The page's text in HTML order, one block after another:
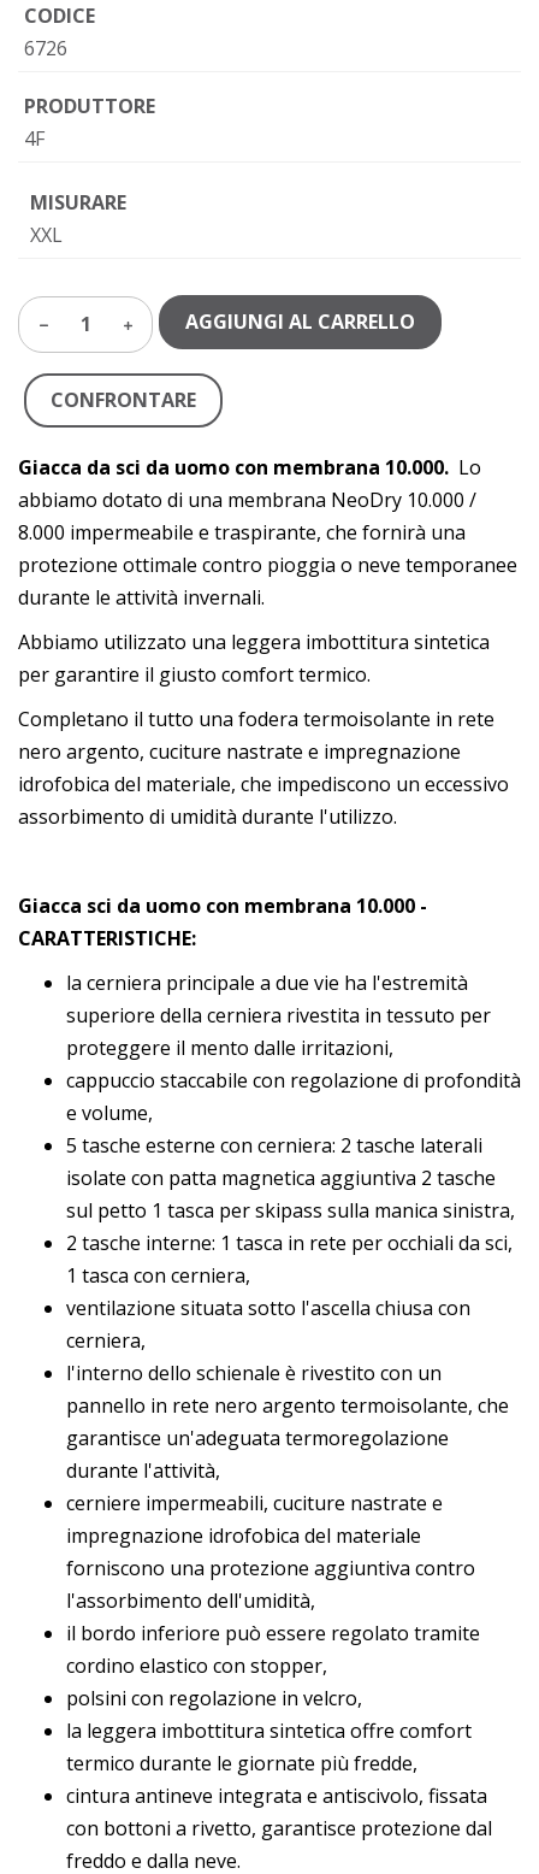
CODICE
6726
PRODUTTORE
4F
MISURARE
XXL
1 AGGIUNGI AL CARRELLO
CONFRONTARE
Giacca da sci da uomo con membrana 10.000. Lo
abbiamo dotato di una membrana NeoDry 10.000 /
8.000 impermeabile e traspirante, che fornirà una
protezione ottimale contro pioggia o neve temporanee
durante le attività invernali.
Abbiamo utilizzato una leggera imbottitura sintetica
per garantire il giusto comfort termico.
Completano il tutto una fodera termoisolante in rete
nero argento, cuciture nastrate e impregnazione
idrofobica del materiale, che impediscono un eccessivo
assorbimento di umidità durante l'utilizzo.
Giacca sci da uomo con membrana 10.000 -
CARATTERISTICHE:
la cerniera principale a due vie ha l'estremità
superiore della cerniera rivestita in tessuto per
proteggere il mento dalle irritazioni,
cappuccio staccabile con regolazione di profondità
e volume,
5 tasche esterne con cerniera: 2 tasche laterali
isolate con patta magnetica aggiuntiva 2 tasche
sul petto 1 tasca per skipass sulla manica sinistra,
2 tasche interne: 1 tasca in rete per occhiali da sci,
1 tasca con cerniera,
ventilazione situata sotto l'ascella chiusa con
cerniera,
l'interno dello schienale è rivestito con un
pannello in rete nero argento termoisolante, che
garantisce un'adeguata termoregolazione
durante l'attività,
cerniere impermeabili, cuciture nastrate e
impregnazione idrofobica del materiale
forniscono una protezione aggiuntiva contro
l'assorbimento dell'umidità,
il bordo inferiore può essere regolato tramite
cordino elastico con stopper,
polsini con regolazione in velcro,
la leggera imbottitura sintetica offre comfort
termico durante le giornate più fredde,
cintura antineve integrata e antiscivolo, fissata
con bottoni a rivetto, garantisce protezione dal
freddo e dalla neve.